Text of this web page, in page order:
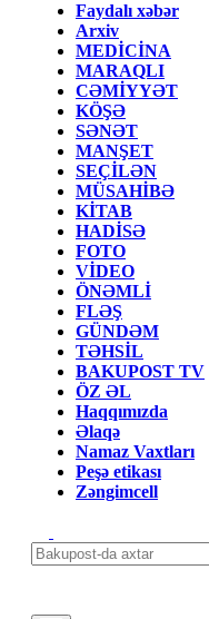
Faydalı xəbər
Arxiv
MEDİCİNA
MARAQLI
CƏMİYYƏT
KÖŞƏ
SƏNƏT
MANŞET
SEÇİLƏN
MÜSAHİBƏ
KİTAB
HADİSƏ
FOTO
VİDEO
ÖNƏMLİ
FLƏŞ
GÜNDƏM
TƏHSİL
BAKUPOST TV
ÖZ ƏL
Haqqımızda
Əlaqə
Namaz Vaxtları
Peşə etikası
Zəngimcell